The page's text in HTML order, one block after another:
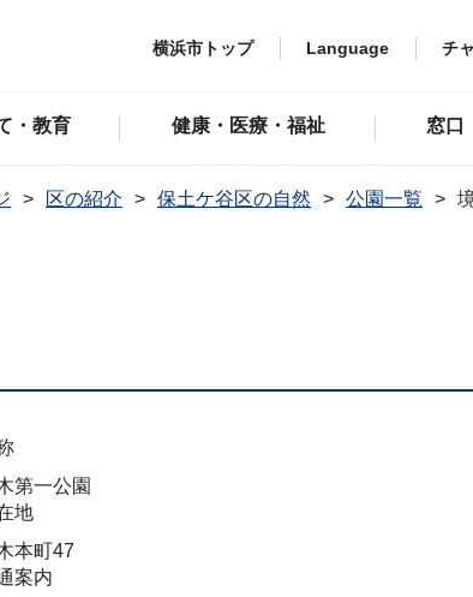
横浜市トップ Language チ
・教育 健康・医療・福祉 窓口
区の紹介 保土ケ谷区の自然 公園一覧
第一公園
地
本町47
案内